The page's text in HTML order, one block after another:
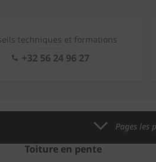
techniques et formations
+32 56 24 96 27
Pages les
Toiture en pente